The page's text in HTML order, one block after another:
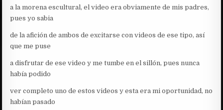
a la morena escultural, el video era obviamente de mis padres,
pues yo sabia
de la afición de ambos de excitarse con videos de ese tipo, así
que me puse
a disfrutar de ese video y me tumbe en el sillón, pues nunca
había podido
ver completo uno de estos videos y esta era mi oportunidad, no
habían pasado